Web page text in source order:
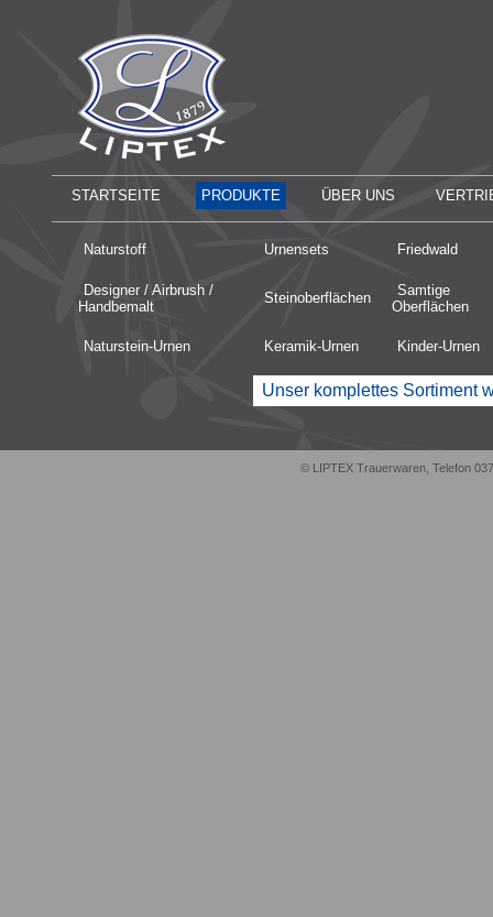
STARTSEITE PRODUKTE ÜBER UNS
Naturstoff Urnensets Friedwald
Designer / Airbrush /
Handbemalt
Steinoberflächen
Samtige
Oberflächen
Naturstein-Urnen Keramik-Urnen Kinder-Urnen
Unser komplettes Sortiment
© LIPTEX Trauerwaren, Telefon